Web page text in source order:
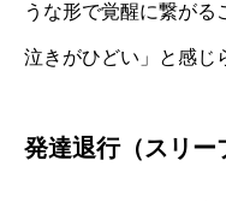
うな形で覚醒に繋がる
泣きがひどい」と感じ
発達退行（スリー